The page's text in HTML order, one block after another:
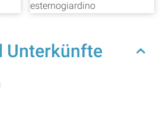
Unterkünfte